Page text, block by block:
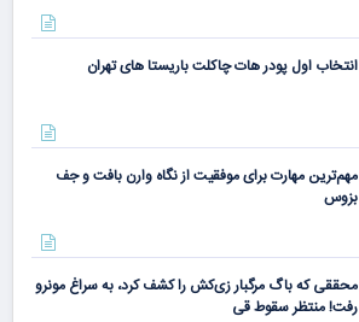
انتخاب اول پودر هات چاکلت باریستا های تهران
مهم‌ترین مهارت برای موفقیت از نگاه وارن بافت و جف
بزوس
محققی که باگ مرگبار زی‌کش را کشف کرد، به سراغ مونرو
رفت! منتظر سقوط قی